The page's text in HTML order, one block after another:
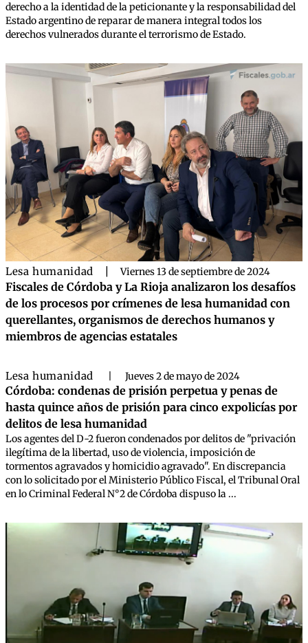
derecho a la identidad de la peticionante y la responsabilidad del
Estado argentino de reparar de manera integral todos los
derechos vulnerados durante el terrorismo de Estado.
Lesa humanidad Viernes 13 de septiembre de 2024
Fiscales de Córdoba y La Rioja analizaron los desafíos
de los procesos por crímenes de lesa humanidad con
querellantes, organismos de derechos humanos y
miembros de agencias estatales
Lesa humanidad Jueves 2 de mayo de 2024
Córdoba: condenas de prisión perpetua y penas de
hasta quince años de prisión para cinco expolicías por
delitos de lesa humanidad
Los agentes del D-2 fueron condenados por delitos de "privación
ilegítima de la libertad, uso de violencia, imposición de
tormentos agravados y homicidio agravado". En discrepancia
con lo solicitado por el Ministerio Público Fiscal, el Tribunal Oral
en lo Criminal Federal N°2 de Córdoba dispuso la ...